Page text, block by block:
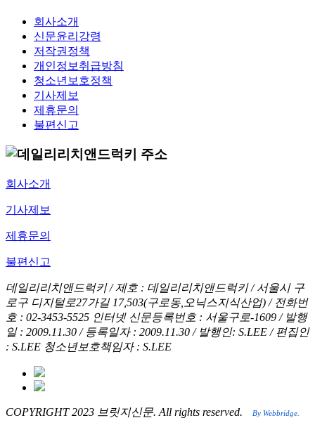
회사소개
신문윤리강령
저작권정책
개인정보취급방침
청소년보호정책
기사제보
제휴문의
불편신고
회사소개
기사제보
제휴문의
불편신고
데일리리치앤드럭키 / 제호 : 데일리리치앤드럭키 /서울시 구
로구 디지털로27가길 17,503(구로동,오닉스지식산업) / 전화번
호 : 02-3453-5525 인터넷 신문등록번호 : 서울구로-1609 / 발행
일 : 2009.11.30 / 등록일자 : 2009.11.30 / 발행인: S.LEE / 편집인
: S.LEE 청소년보호책임자 : S.LEE
COPYRIGHT 2023 브릿지신문. All rights reserved. By Webbridge.